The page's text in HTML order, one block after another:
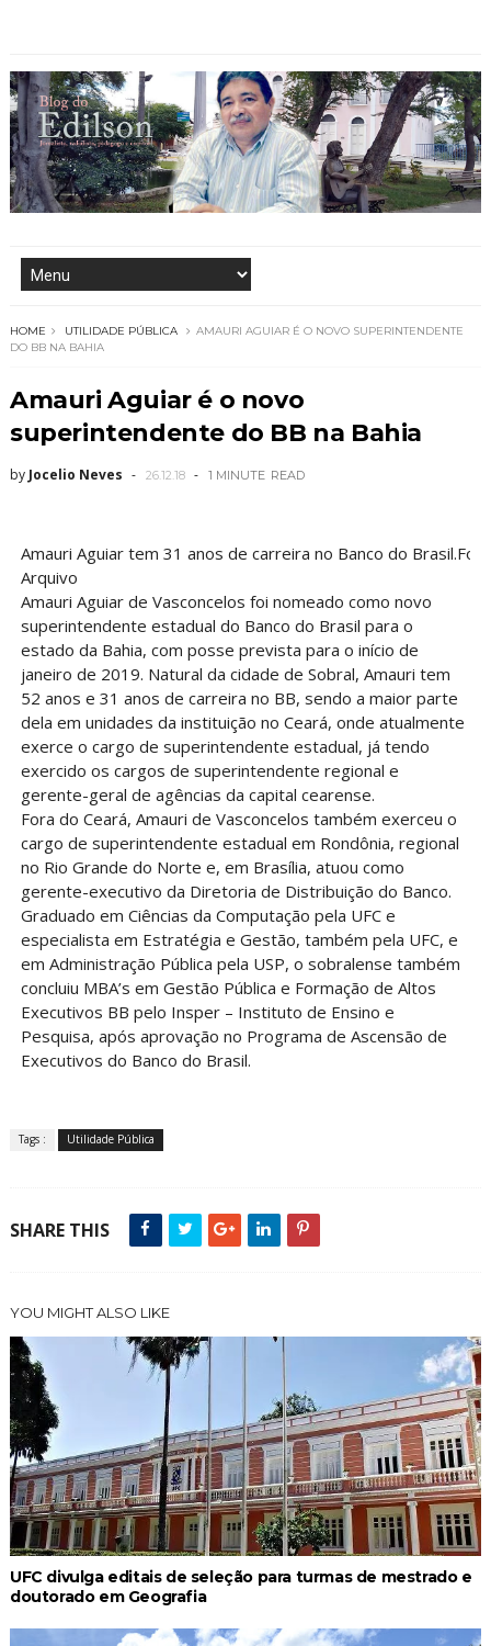
HOME UTILIDADE PÚBLICA
AMAURI AGUIAR É O NOVO SUPERINTENDENTE
DO BB NA BAHIA
Amauri Aguiar é o novo
superintendente do BB na Bahia
by Jocelio Neves 26.12.18 1 MINUTE READ
Amauri Aguiar tem 31 anos de carreira no Banco do
Arquivo
Amauri Aguiar de Vasconcelos foi nomeado como novo
superintendente estadual do Banco do Brasil para o
estado da Bahia, com posse prevista para o início de
janeiro de 2019. Natural da cidade de Sobral, Amauri tem
52 anos e 31 anos de carreira no BB, sendo a maior parte
dela em unidades da instituição no Ceará, onde atualmente
exerce o cargo de superintendente estadual, já tendo
exercido os cargos de superintendente regional e
gerente-geral de agências da capital cearense.
Fora do Ceará, Amauri de Vasconcelos também exerceu o
cargo de superintendente estadual em Rondônia, regional
no Rio Grande do Norte e, em Brasília, atuou como
gerente-executivo da Diretoria de Distribuição do Banco.
Graduado em Ciências da Computação pela UFC e
especialista em Estratégia e Gestão, também pela UFC, e
em Administração Pública pela USP, o sobralense também
concluiu MBA’s em Gestão Pública e Formação de Altos
Executivos BB pelo Insper – Instituto de Ensino e
Pesquisa, após aprovação no Programa de Ascensão de
Executivos do Banco do Brasil.
Tags : Utilidade Pública
SHARE THIS
YOU MIGHT ALSO LIKE
UFC divulga editais de seleção para turmas de mestrado e
doutorado em Geografia